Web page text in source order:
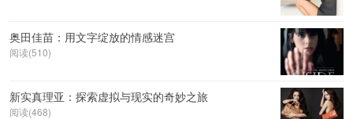
奥田佳苗：用文字绽放的情感迷宫
阅读(510)
新实真理亚：探索虚拟与现实的奇妙之旅
阅读(468)